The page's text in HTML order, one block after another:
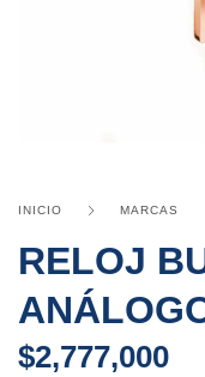
INICIO MARCAS
RELOJ
$2,777,000